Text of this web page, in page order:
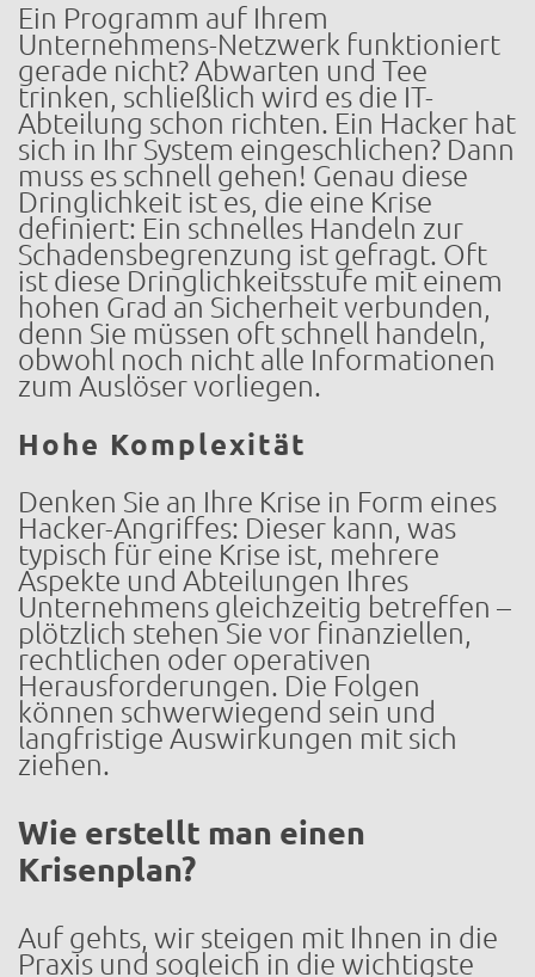
Ein Programm auf Ihrem
Unternehmens-Netzwerk funktioniert
gerade nicht? Abwarten und Tee
trinken, schließlich wird es die IT-
Abteilung schon richten. Ein Hacker hat
sich in Ihr System eingeschlichen? Dann
muss es schnell gehen! Genau diese
Dringlichkeit ist es, die eine Krise
definiert: Ein schnelles Handeln zur
Schadensbegrenzung ist gefragt. Oft
ist diese Dringlichkeitsstufe mit einem
hohen Grad an Sicherheit verbunden,
denn Sie müssen oft schnell handeln,
obwohl noch nicht alle Informationen
zum Auslöser vorliegen.
Hohe Komplexität
Denken Sie an Ihre Krise in Form eines
Hacker-Angriffes: Dieser kann, was
typisch für eine Krise ist, mehrere
Aspekte und Abteilungen Ihres
Unternehmens gleichzeitig betreffen –
plötzlich stehen Sie vor finanziellen,
rechtlichen oder operativen
Herausforderungen. Die Folgen
können schwerwiegend sein und
langfristige Auswirkungen mit sich
ziehen.
Wie erstellt man einen
Krisenplan?
Auf gehts, wir steigen mit Ihnen in die
Praxis und sogleich in die wichtigste